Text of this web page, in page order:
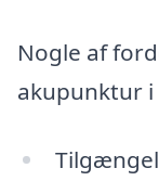
Nogle af
akupunktur i